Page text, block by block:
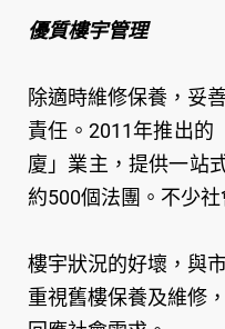
優質樓宇管理
除適時維修保養，妥
責任。2011年推出的
廈」業主，提供一站
約500個法團。不少
樓宇狀況的好壞，與
重視舊樓保養及維修